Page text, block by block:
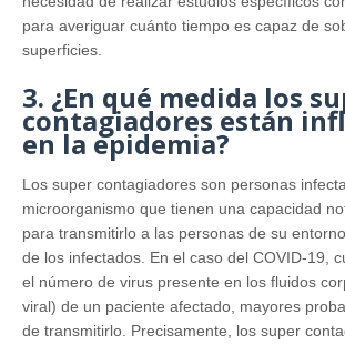
para averiguar cuánto tiempo es capaz de
superficies.
3. ¿En qué medida los
contagiadores están
en la epidemia?
Los super contagiadores son personas
microorganismo que tienen una capacidad
para transmitirlo a las personas de su
de los infectados. En el caso del COVID-19,
el número de virus presente en los fluidos
viral) de un paciente afectado, mayores
de transmitirlo. Precisamente, los super